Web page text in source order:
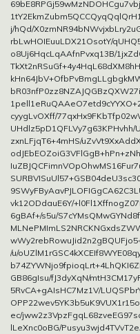
j/hQd/
rbLwHOIEuuLDX21OsotY/
o8Uj6HqcLqAAfnPvxq13B/
cyygLvOXff/
zxnLFjqT6+4mHS/
vk12ODdauE6Y/
6gBAf+/s5u/
/u/
GB86gIsu/fJ3dyXqN/
5RvCA+gAIsHC7Mz1V/
ec/
lLeXnc0oBG/